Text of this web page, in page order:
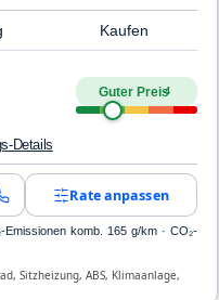
Kaufen
Guter Preis4
Details
Rate anpassen
komb. 165 g/km · CO₂-
Sitzheizung, ABS, Klimaanlage,